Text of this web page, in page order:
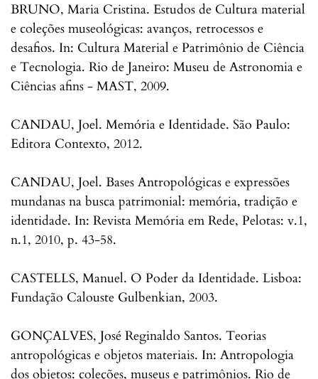
BRUNO, Maria Cristina. Estudos de Cultura material
e coleções museológicas: avanços, retrocessos e
desafios. In: Cultura Material e Patrimônio de Ciência
e Tecnologia. Rio de Janeiro: Museu de Astronomia e
Ciências afins - MAST, 2009.
CANDAU, Joel. Memória e Identidade. São Paulo:
Editora Contexto, 2012.
CANDAU, Joel. Bases Antropológicas e expressões
mundanas na busca patrimonial: memória, tradição e
identidade. In: Revista Memória em Rede, Pelotas: v.1,
n.1, 2010, p. 43-58.
CASTELLS, Manuel. O Poder da Identidade. Lisboa:
Fundação Calouste Gulbenkian, 2003.
GONÇALVES, José Reginaldo Santos. Teorias
antropológicas e objetos materiais. In: Antropologia
dos objetos: coleções, museus e patrimônios. Rio de